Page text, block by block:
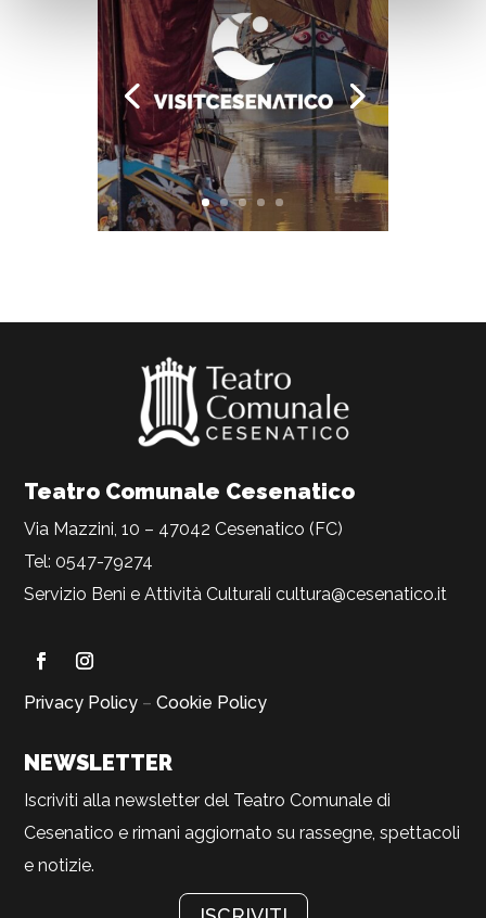
Teatro Comunale Cesenatico
Via Mazzini, 10 – 47042 Cesenatico (FC)
Tel: 0547-79274
Servizio Beni e Attività Culturalicultura@cesenatico.it
Privacy Policy –Cookie Policy
NEWSLETTER
Iscriviti alla newsletter del Teatro Comunale di
Cesenatico e rimani aggiornato su rassegne, spettacoli
e notizie.